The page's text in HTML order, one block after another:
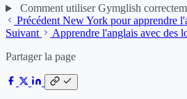
Comment utiliser Gymglish
PrécédentNew York pour apprendre
Suivant
Apprendre l'anglais avec des
Partager la page